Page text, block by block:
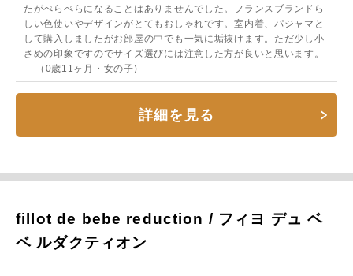
たがぺらぺらになることはありませんでした。フランスブランドら
しい色使いやデザインがとてもおしゃれです。室内着、パジャマと
して購入しましたがお部屋の中でも一気に垢抜けます。ただ少し小
さめの印象ですのでサイズ選びには注意した方が良いと思います。
（0歳11ヶ月・女の子)
詳細を見る
fillot de bebe reduction / フィヨ デュ ベ
ベ ルダクティオン